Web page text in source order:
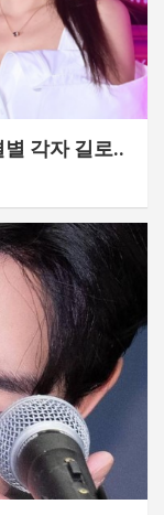
각자 길로..